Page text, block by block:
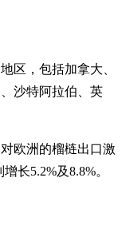
区，包括加拿大、
沙特阿拉伯、英
欧洲的榴梿出口激
长5.2%及8.8%。